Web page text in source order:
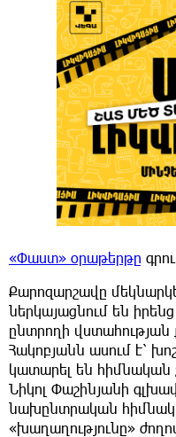
«Փաստ» օրաթերթը
Քարոզարշավը
ներկայացնում են
ընտրողի վստահության
Հակոբյանն ասում է՝
կատարել են հիմնական
Նիկոլ Փաշինյանի
նախընտրական
«խաղաղությունը»